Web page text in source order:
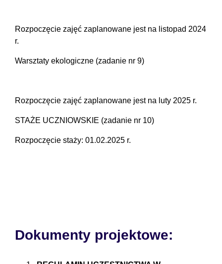
Rozpoczęcie zajęć zaplanowane jest na listopad 2024
r.
Warsztaty ekologiczne (zadanie nr 9)
Rozpoczęcie zajęć zaplanowane jest na luty 2025 r.
STAŻE UCZNIOWSKIE (zadanie nr 10)
Rozpoczęcie staży: 01.02.2025 r.
Dokumenty projektowe: